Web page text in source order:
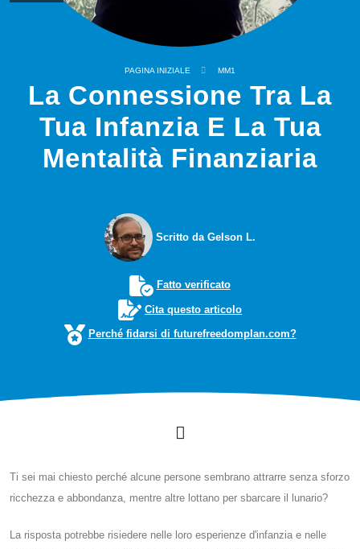
PAGINA INIZIALE MM1
La Connessione Tra La
Tua Infanzia E La Tua
Mentalità Finanziaria
Scritto da Gelson L.
Fatto verificato
Cita questo articolo
Perché fidarsi di futurefreedomplan.com?
Ti sei mai chiesto perché alcune persone sembrano attrarre senza sforzo
ricchezza e abbondanza, mentre altre lottano per sbarcare il lunario?
La risposta potrebbe risiedere nelle loro esperienze d'infanzia e nelle